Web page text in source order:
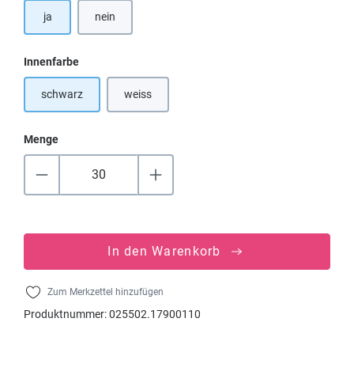
ja nein
Innenfarbeauswählen
schwarz weiss(Diese Option ist zurzeit nicht verfügbar.)
Menge
In den Warenkorb
Zum Merkzettel hinzufügen
Produktnummer:025502.17900110